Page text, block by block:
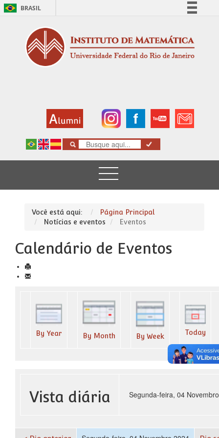
BRASIL
Comunica BR
Participe
Você está aqui:
Página Principal
Notícias e eventos
Eventos
Calendário de Eventos
By Year By Month By Week
Today
Vista diária Segunda-feira, 04